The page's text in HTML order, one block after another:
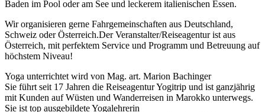
Baden im Pool oder am See und leckerem italienischen Essen.
Wir organisieren gerne Fahrgemeinschaften aus Deutschland,
Schweiz oder Österreich.Der Veranstalter/Reiseagentur ist aus
Österreich, mit perfektem Service und Programm und Betreuung auf
höchstem Niveau!
Yoga unterrichtet wird von Mag. art. Marion Bachinger
Sie führt seit 17 Jahren die Reiseagentur Yogitrip und ist ganzjährig
mit Kunden auf Wüsten und Wanderreisen in Marokko unterwegs.
Sie ist top ausgebildete Yogalehrerin